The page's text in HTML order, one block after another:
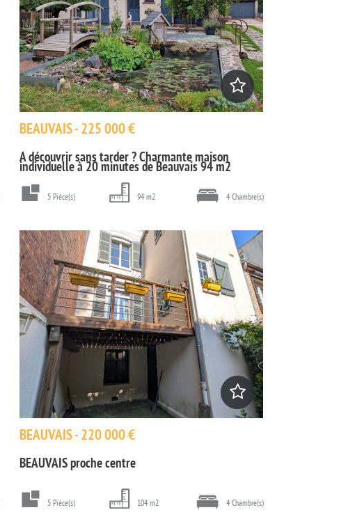
BEAUVAIS - 225 000 €
A découvrir sans tarder ? Charmante maison
individuelle à 20 minutes de Beauvais 94 m2
5 Pièce(s) 94 m2 4 Chambre(s)
BEAUVAIS - 220 000 €
BEAUVAIS proche centre
5 Pièce(s) 104 m2 4 Chambre(s)